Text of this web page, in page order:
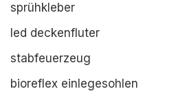
sprühkleber
led deckenfluter
stabfeuerzeug
bioreflex einlegesohlen